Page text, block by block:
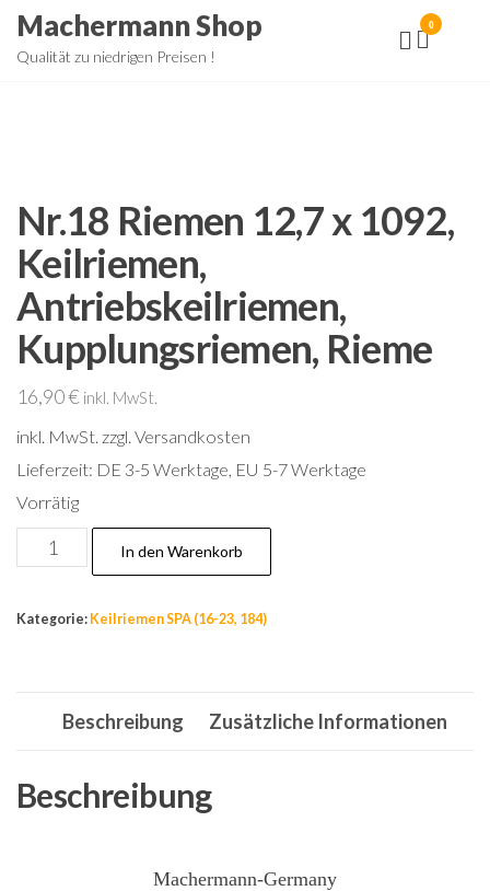
ZumMachermann Shop
Qualität zu niedrigen Preisen !
0
Nr.18 Riemen 12,7 x 1092,
Keilriemen,
Antriebskeilriemen,
Kupplungsriemen, Rieme
16,90€ inkl. MwSt.
inkl. MwSt. zzgl. Versandkosten
Lieferzeit: DE 3-5 Werktage, EU 5-7 Werktage
Vorrätig
Nr.18
Riemen
Antriebskeilriemen,
Rieme
In den Warenkorb
Kategorie: Keilriemen SPA (16-23, 184)
Beschreibung Zusätzliche Informationen
Beschreibung
Machermann-Germany